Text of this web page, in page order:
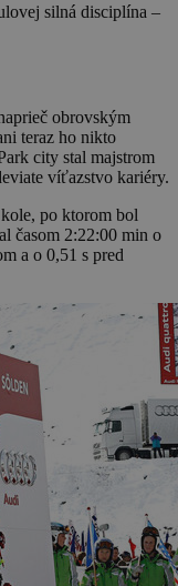
silná disciplína –
obrovským
teraz ho nikto
city stal majstrom
víťazstvo kariéry.
po ktorom bol
časom 2:22:00 min o
a o 0,51 s pred